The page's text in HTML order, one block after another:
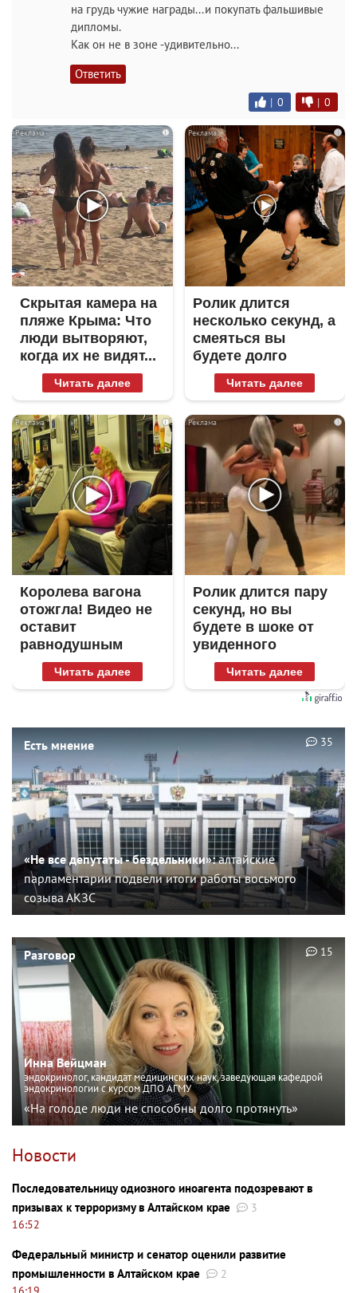
на грудь чужие награды...и покупать фальшивые
дипломы.
Как он не в зоне -удивительно...
Ответить
| 0 | 0
i
Скрытая камера на
пляже Крыма: Что
люди вытворяют,
когда их не видят...
Читать далее
i
Ролик длится
несколько секунд, а
смеяться вы
будете долго
Читать далее
i
Королева вагона
отожгла! Видео не
оставит
равнодушным
Читать далее
i
Ролик длится пару
секунд, но вы
будете в шоке от
увиденного
Читать далее
Есть мнение
«Не все депутаты - бездельники»:алтайские
парламентарии подвели итоги работы восьмого
созыва АКЗС
35
Разговор
Инна Вейцман
эндокринолог, кандидат медицинских наук, заведующая кафедрой
эндокринологии с курсом ДПО АГМУ
«На голоде люди не способны долго протянуть»
15
Новости
Последовательницу одиозного иноагента подозревают в
призывах к терроризму в Алтайском крае
3
16:52
Федеральный министр и сенатор оценили развитие
промышленности в Алтайском крае
2